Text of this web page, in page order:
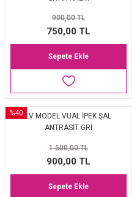
900,00 TL
750,00 TL
Sepete Ekle
%40 LV MODEL VUAL İPEK ŞAL
ANTRASİT GRİ
1.500,00 TL
900,00 TL
Sepete Ekle